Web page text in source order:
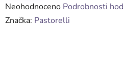
Průměrné
hodnocení
Neohodnoceno Podrobnosti
Značka: Pastorelli